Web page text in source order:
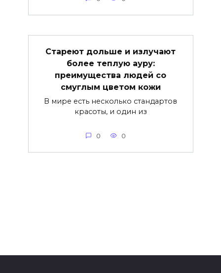
Стареют дольше и излучают
более теплую ауру:
преимущества людей со
смуглым цветом кожи
В мире есть несколько стандартов
красоты, и один из
0 0